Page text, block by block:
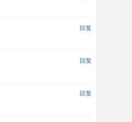
回复
回复
回复